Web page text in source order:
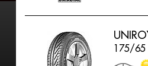
175/65